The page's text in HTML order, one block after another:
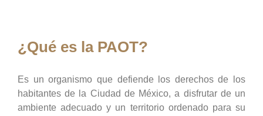
¿Qué es la PAOT?
Es un organismo que defiende los derechos de los
habitantes de la Ciudad de México, a disfrutar de un
ambiente adecuado y un territorio ordenado para su